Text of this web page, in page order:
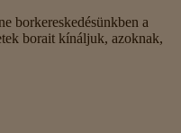
borkereskedésünkben a
borait kínáljuk, azoknak,